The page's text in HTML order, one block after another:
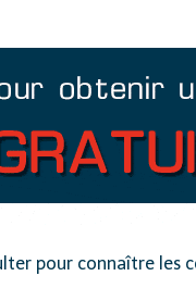
pour connaître les